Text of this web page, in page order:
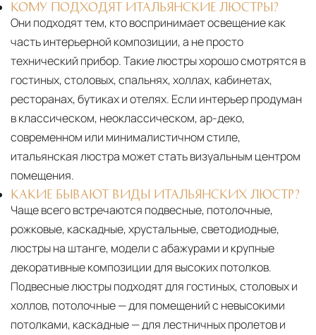
КОМУ ПОДХОДЯТ ИТАЛЬЯНСКИЕ ЛЮСТРЫ?
Они подходят тем, кто воспринимает освещение как
часть интерьерной композиции, а не просто
технический прибор. Такие люстры хорошо смотрятся в
гостиных, столовых, спальнях, холлах, кабинетах,
ресторанах, бутиках и отелях. Если интерьер продуман
в классическом, неоклассическом, ар-деко,
современном или минималистичном стиле,
итальянская люстра может стать визуальным центром
помещения.
КАКИЕ БЫВАЮТ ВИДЫ ИТАЛЬЯНСКИХ ЛЮСТР?
Чаще всего встречаются подвесные, потолочные,
рожковые, каскадные, хрустальные, светодиодные,
люстры на штанге, модели с абажурами и крупные
декоративные композиции для высоких потолков.
Подвесные люстры подходят для гостиных, столовых и
холлов, потолочные — для помещений с невысокими
потолками, каскадные — для лестничных пролетов и